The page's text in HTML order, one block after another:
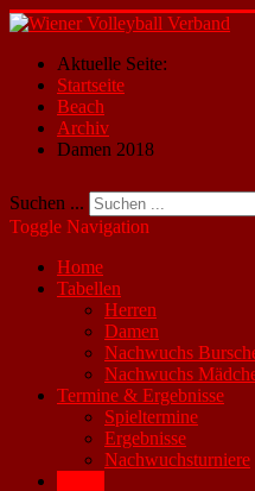
Aktuelle Seite:
Startseite
Beach
Archiv
Damen 2018
Suchen ...
Toggle Navigation
Home
Tabellen
Herren
Damen
Nachwuchs
Nachwuchs
Termine & Ergebnisse
Spieltermine
Ergebnisse
Nachwuchsturniere